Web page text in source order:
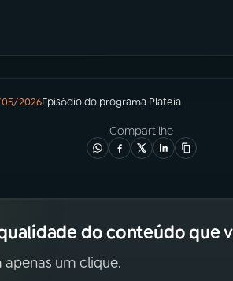
2026Episódiodo programa Plateia
Compartilhe
do conteúdo que
um clique.